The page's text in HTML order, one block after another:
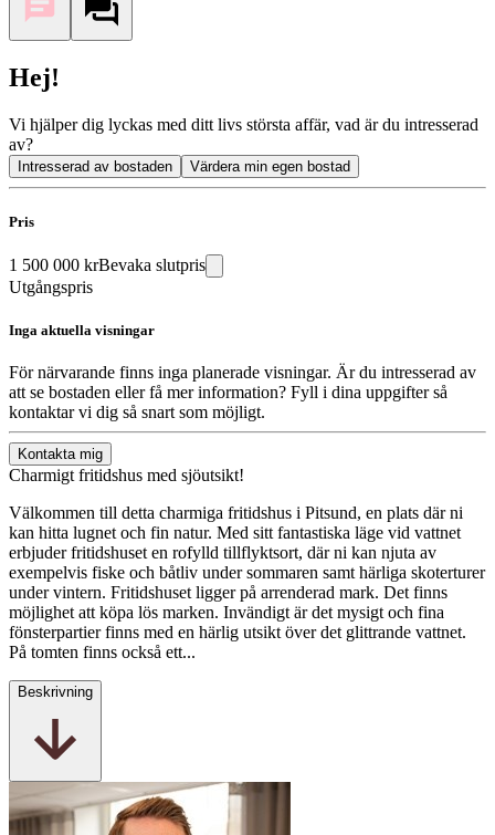
Hej!
Vi hjälper dig lyckas med ditt livs största affär, vad är du intresserad
av?
Intresserad av bostaden Värdera min egen bostad
Pris
1 500 000 krBevaka slutpris
Utgångspris
Inga aktuella visningar
För närvarande finns inga planerade visningar. Är du intresserad av
att se bostaden eller få mer information? Fyll i dina uppgifter så
kontaktar vi dig så snart som möjligt.
Kontakta mig
Charmigt fritidshus med sjöutsikt!
Välkommen till detta charmiga fritidshus i Pitsund, en plats där ni
kan hitta lugnet och fin natur. Med sitt fantastiska läge vid vattnet
erbjuder fritidshuset en rofylld tillflyktsort, där ni kan njuta av
exempelvis fiske och båtliv under sommaren samt härliga skoterturer
under vintern. Fritidshuset ligger på arrenderad mark. Det finns
möjlighet att köpa lös marken. Invändigt är det mysigt och fina
fönsterpartier finns med en härlig utsikt över det glittrande vattnet.
På tomten finns också ett...
Beskrivning